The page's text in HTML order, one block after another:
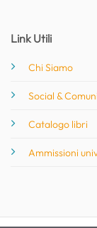
Link Utili
Chi Siamo
Social &
Catalogo libri
Ammissioni